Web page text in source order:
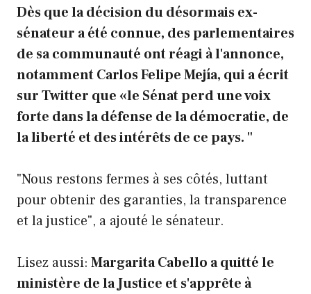
Dès que la décision du désormais ex-
sénateur a été connue, des parlementaires
de sa communauté ont réagi à l'annonce,
notamment Carlos Felipe Mejía, qui a écrit
sur Twitter que «le Sénat perd une voix
forte dans la défense de la démocratie, de
la liberté et des intérêts de ce pays. "
"Nous restons fermes à ses côtés, luttant
pour obtenir des garanties, la transparence
et la justice", a ajouté le sénateur.
Lisez aussi: Margarita Cabello a quitté le
ministère de la Justice et s'apprête à